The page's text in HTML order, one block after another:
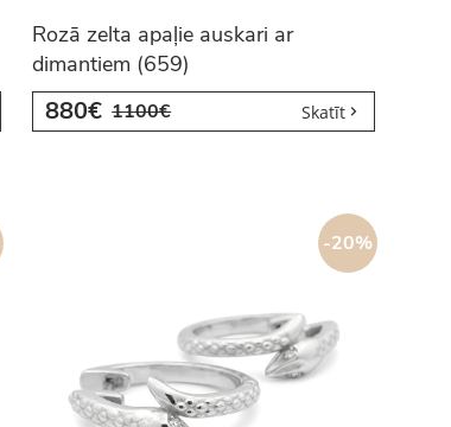
Rozā zelta apaļie auskari ar
dimantiem (659)
880€ 1100€ Skatīt
-20%